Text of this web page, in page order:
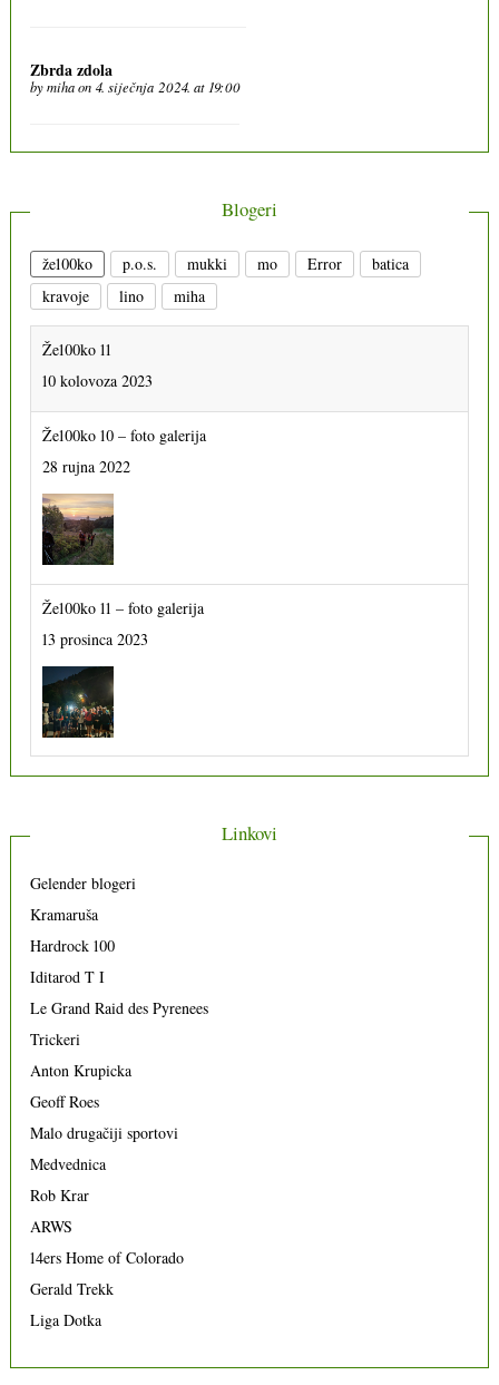
Zbrda zdola
bymihaon 4. siječnja 2024. at 19:00
Blogeri
že100ko p.o.s. mukki mo Error
batica
kravoje
lino miha
Že100ko 11
10 kolovoza 2023
Že100ko 10 – foto galerija
28 rujna 2022
Že100ko 11 – foto galerija
13 prosinca 2023
Linkovi
Gelender blogeri
Kramaruša
Hardrock 100
Iditarod T I
Le Grand Raid des Pyrenees
Trickeri
Anton Krupicka
Geoff Roes
Malo drugačiji sportovi
Medvednica
Rob Krar
ARWS
14ers Home of Colorado
Gerald Trekk
Liga Dotka